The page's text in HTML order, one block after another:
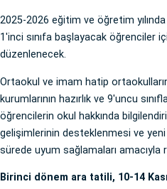
2025-2026 eğitim ve öğretim
1'inci sınıfa başlayacak öğrenciler
düzenlenecek.
Ortaokul ve imam hatip
kurumlarının hazırlık ve 9'uncu
öğrencilerin okul hakkında
gelişimlerinin desteklenmesi ve
sürede uyum sağlamaları amacıyla
Birinci dönem ara tatili, 10-14